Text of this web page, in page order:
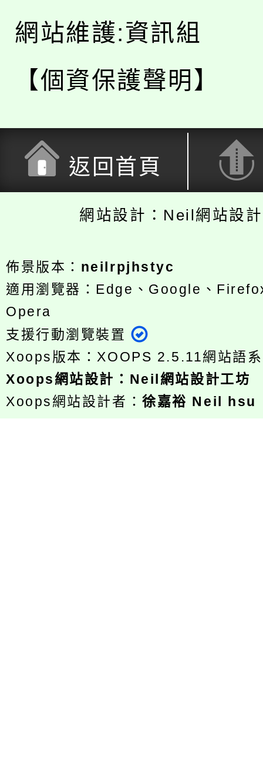
網站維護:資訊組
【個資保護聲明】
返回首頁
網站設計：Neil網站設
佈景版本： neilrpjhstyc
適用瀏覽器：Edge、Google、
Opera
支援行動瀏覽裝置
Xoops版本： XOOPS 2.5.11網站語
Xoops網站設計 ： Neil網站設計工坊
Xoops網站設計者：徐嘉裕 Neil hsu